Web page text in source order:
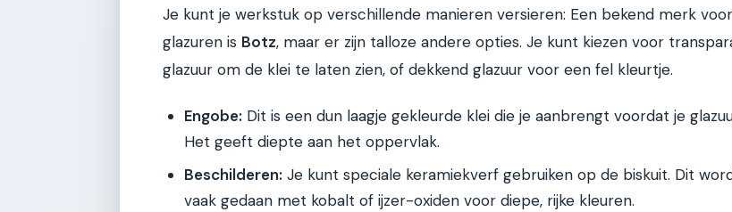
Je kunt je werkstuk op verschillende manieren versieren: Een bekend merk voor
glazuren is Botz, maar er zijn talloze andere opties. Je kunt kiezen voor
glazuur om de klei te laten zien, of dekkend glazuur voor een fel kleurtje.
Engobe: Dit is een dun laagje gekleurde klei die je aanbrengt voordat je
Het geeft diepte aan het oppervlak.
Beschilderen: Je kunt speciale keramiekverf gebruiken op de biskuit. Dit
vaak gedaan met kobalt of ijzer-oxiden voor diepe, rijke kleuren.